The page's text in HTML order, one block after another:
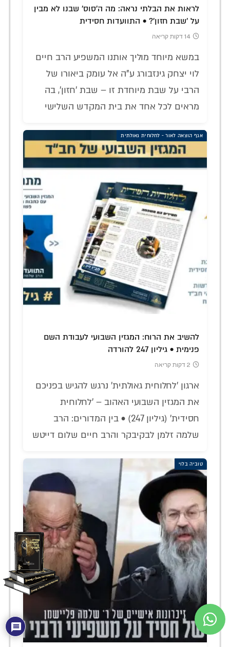
לראות את הבלתי נראה: מה ה'סוס' שבנו לא מבין
על 'שבת חזון'? • התוועדות חסידית
14 דקות קריאה
במשא מיוחד מוליך אותנו המשפיע הרב חיים
לוי יצחק גינזבורג ע"ה אל עומק ביאורו של
הרבי על שבת מיוחדת זו – שבת 'חזון', בה
מראים לכל אחד את בית המקדש השלישי
אגף הוצאה לאור - לחלוחית גאולתית
להשיב את הרוח: המגזין השבועי לעבודת השם
פנימית • גיליון 247 להורדה
2 דקות קריאה
ארגון 'לחלוחית גאולתית' נרגש להגיש בפניכם
את המגזין השבועי האהוב – 'לחלוחית
חסידית' (גיליון 247) • בין המדורים: הרב
שלמה זלמן לבקיבקר והרב חיים שלום דייטש
טוביה בלוי